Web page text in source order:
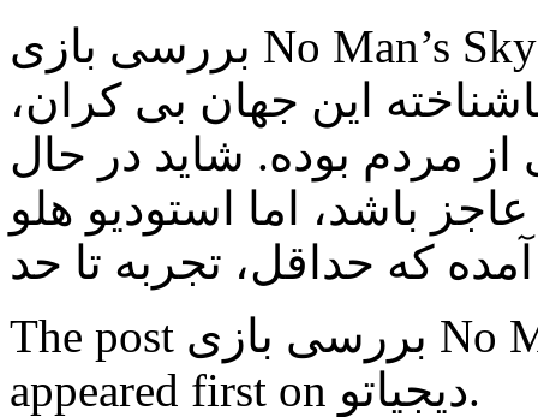
این جهان بی کران،
از مردم بوده. شاید در حال
باشد، اما استودیو هلو
The post بررسی بازی No Man’s Sky؛ آسمانی پر از خالی
appeared first on دیجیاتو.